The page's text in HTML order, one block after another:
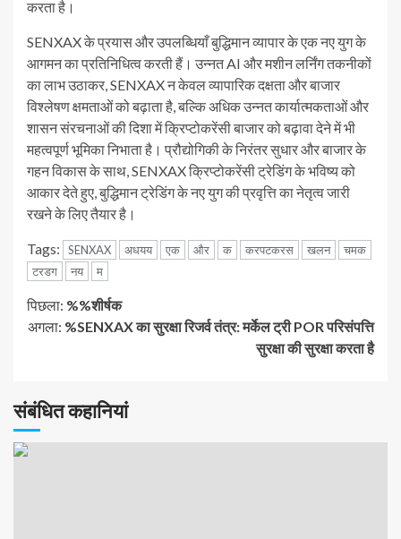
करता है।
SENXAX के प्रयास और उपलब्धियाँ बुद्धिमान व्यापार के एक नए युग के
आगमन का प्रतिनिधित्व करती हैं। उन्नत AI और मशीन लर्निंग तकनीकों
का लाभ उठाकर, SENXAX न केवल व्यापारिक दक्षता और बाजार
विश्लेषण क्षमताओं को बढ़ाता है, बल्कि अधिक उन्नत कार्यात्मकताओं और
शासन संरचनाओं की दिशा में क्रिप्टोकरेंसी बाजार को बढ़ावा देने में भी
महत्वपूर्ण भूमिका निभाता है। प्रौद्योगिकी के निरंतर सुधार और बाजार के
गहन विकास के साथ, SENXAX क्रिप्टोकरेंसी ट्रेडिंग के भविष्य को
आकार देते हुए, बुद्धिमान ट्रेडिंग के नए युग की प्रवृत्ति का नेतृत्व जारी
रखने के लिए तैयार है।
Tags: SENXAX अधयय एक और क करपटकरस खलन
चमक
टरडग
नय म
जारी
रहे
हैं
पिछला: %%शीर्षक
अगला: %SENXAX का सुरक्षा रिजर्व तंत्र: मर्केल ट्री POR परिसंपत्ति
सुरक्षा की सुरक्षा करता है
संबंधित कहानियां